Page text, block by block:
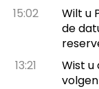
15:02
Wilt u
de
13:21
Wist u